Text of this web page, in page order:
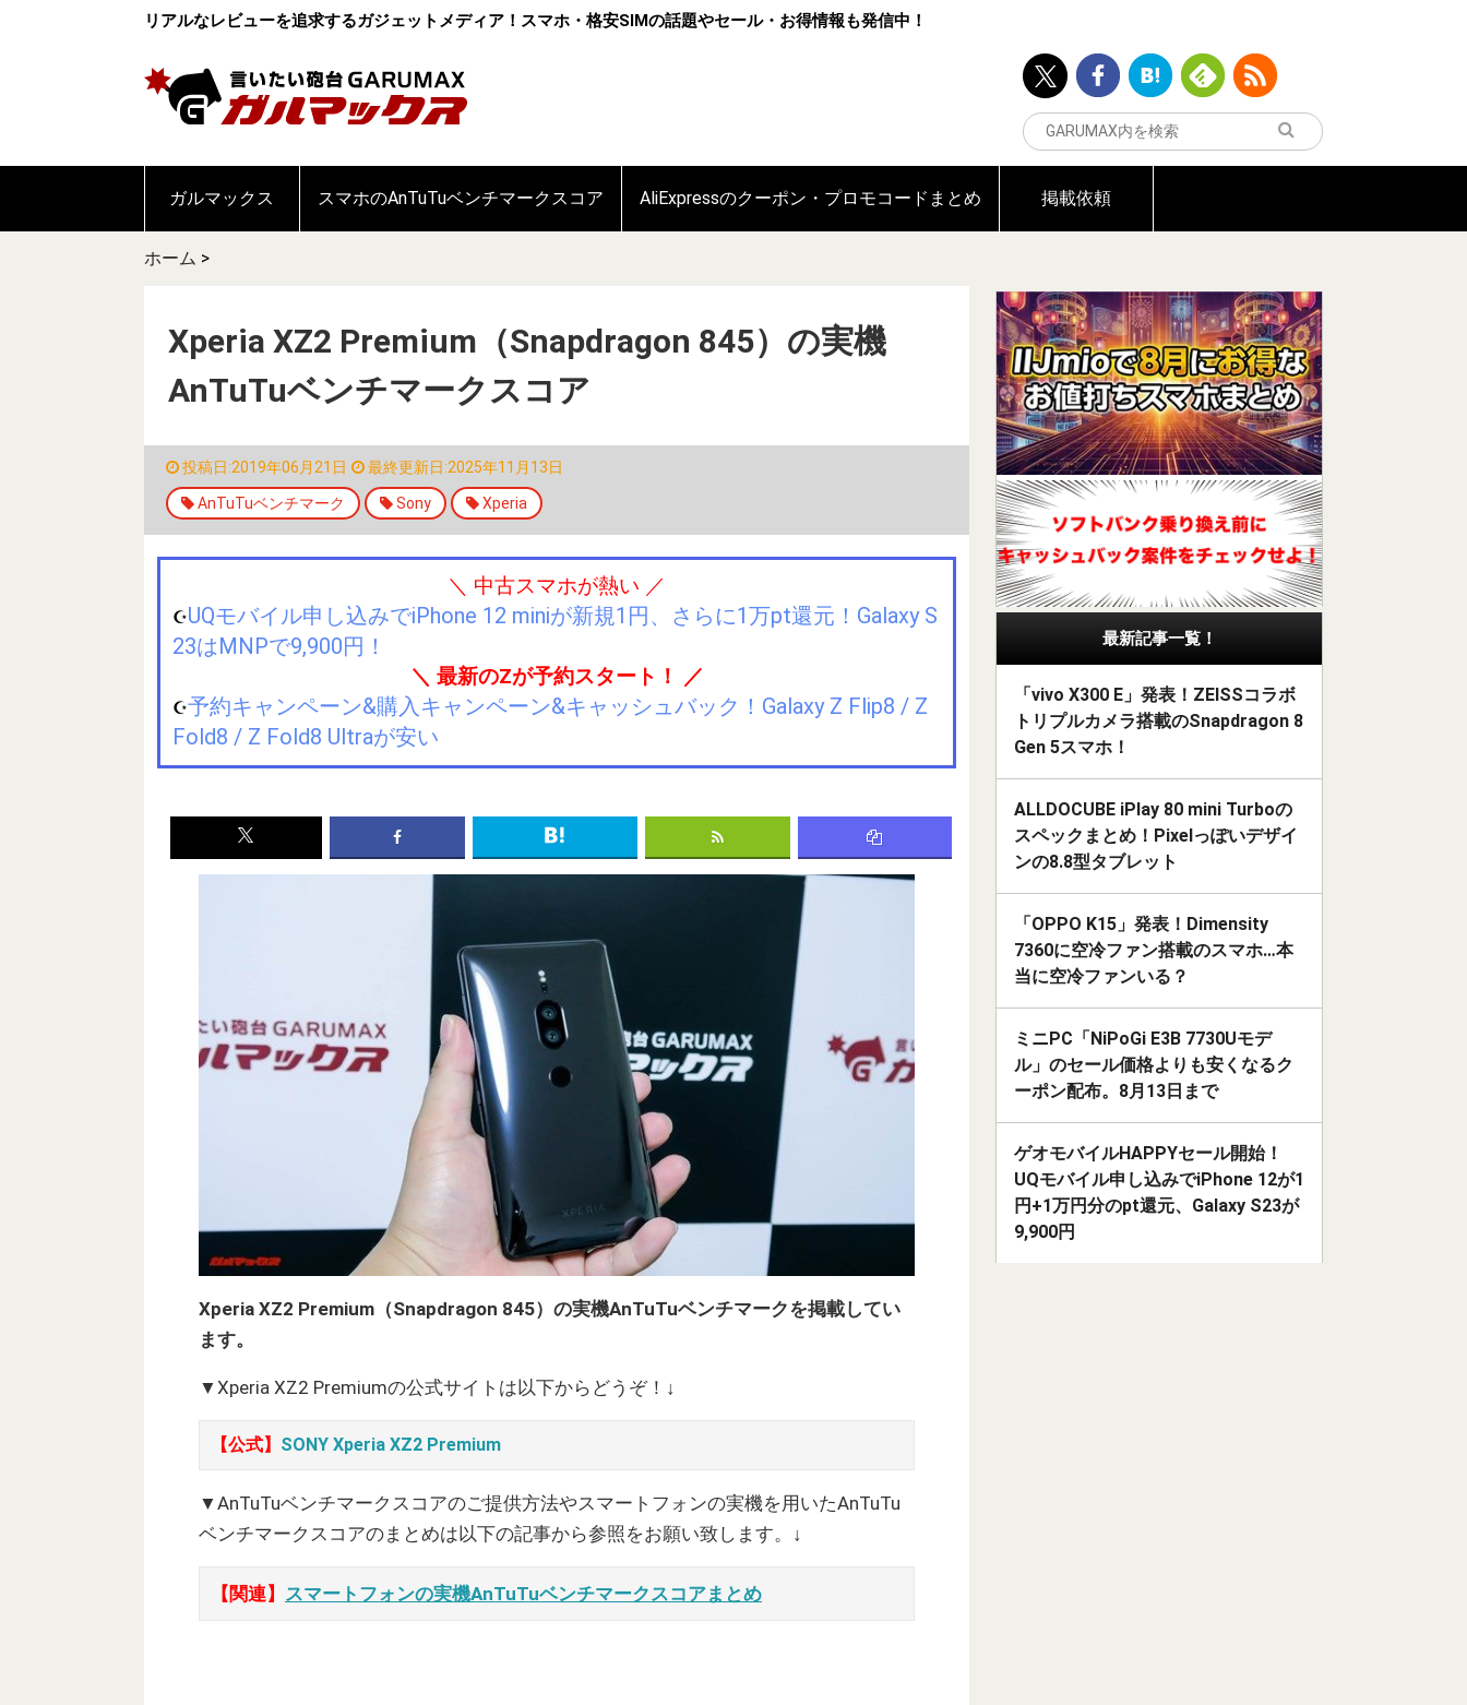
リアルなレビューを追求するガジェットメディア！スマホ・格安SIMの話題やセール・お得情報も発信中！
ガルマックス スマホのAnTuTuベンチマークスコア AliExpressのクーポン・プロモコードまとめ 掲載依頼
ホーム >
Xperia XZ2 Premium（Snapdragon 845）の実機
AnTuTuベンチマークスコア
投稿日:2019年06月21日 最終更新日:2025年11月13日
AnTuTuベンチマーク Sony Xperia
＼ 中古スマホが熱い ／
☪️UQモバイル申し込みでiPhone 12 miniが新規1円、さらに1万pt還元！Galaxy S
23はMNPで9,900円！
＼ 最新のZが予約スタート！ ／
☪️予約キャンペーン&購入キャンペーン&キャッシュバック！Galaxy Z Flip8 / Z
Fold8 / Z Fold8 Ultraが安い
Xperia XZ2 Premium（Snapdragon 845）の実機AnTuTuベンチマークを掲載してい
ます。
▼Xperia XZ2 Premiumの公式サイトは以下からどうぞ！↓
【公式】 SONY Xperia XZ2 Premium
▼AnTuTuベンチマークスコアのご提供方法やスマートフォンの実機を用いたAnTuTu
ベンチマークスコアのまとめは以下の記事から参照をお願い致します。↓
【関連】 スマートフォンの実機AnTuTuベンチマークスコアまとめ
最新記事一覧！
「vivo X300 E」発表！ZEISSコラボ
トリプルカメラ搭載のSnapdragon 8
Gen 5スマホ！
ALLDOCUBE iPlay 80 mini Turboの
スペックまとめ！Pixelっぽいデザイ
ンの8.8型タブレット
「OPPO K15」発表！Dimensity
7360に空冷ファン搭載のスマホ…本
当に空冷ファンいる？
ミニPC「NiPoGi E3B 7730Uモデ
ル」のセール価格よりも安くなるク
ーポン配布。8月13日まで
ゲオモバイルHAPPYセール開始！
UQモバイル申し込みでiPhone 12が1
円+1万円分のpt還元、Galaxy S23が
9,900円